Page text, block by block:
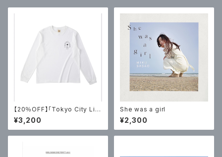
【20％OFF】「Tokyo City Lig
hts 2」オーガニックコットン・ロ
ングTシャツ
¥3,200
She was a girl
¥2,300